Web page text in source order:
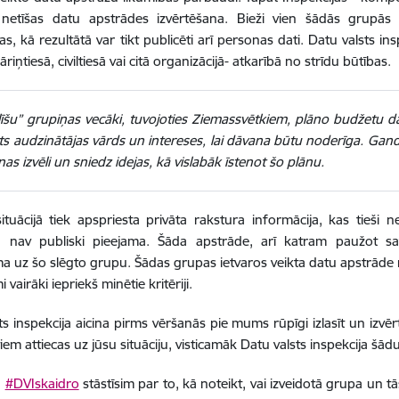
datu apstrādes izvērtēšana.
Bieži vien šādās
kā rezultātā var tikt publicēti arī personas dati. Datu valsts
civiltiesā vai citā organizācijā- atkarībā no strīdu būtības.
grupiņas vecāki, tuvojoties Ziemassvētkiem, plāno budžetu
audzinātājas vārds un intereses, lai dāvana būtu noderīga.
izvēli un sniedz idejas, kā vislabāk īstenot šo plānu.
tiek apspriesta privāta rakstura informācija, kastieši
nav publiski pieejama. Šāda apstrāde, arī katram paužot
uz šo slēgto grupu. Šādas grupas ietvaros veikta datu
vairāki iepriekš minētie kritēriji.
inspekcija aicina pirms vēršanās pie mums rūpīgi izlasīt un
attiecas uz jūsu situāciju, visticamāk Datu valsts inspekcija
#DVIskaidro stāstīsim par to, kā noteikt, vai izveidotā grupa un